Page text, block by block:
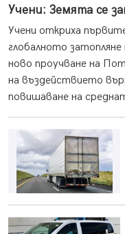
Учени: Земята се
Учени откриха
глобалното
ново проучване на
на въздействието
повишаване на